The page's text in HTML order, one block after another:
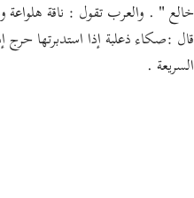
خالع " . والعرب تقول : ناقة هلواعة
قال :صكاء ذعلبة إذا استدبرتها حرج
السريعة .